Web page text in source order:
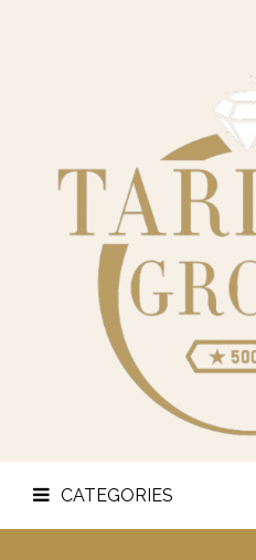
CATEGORIES
OREFICERIA
LINGOTTI
E
MONETE
CONTATTI
PRIVACY